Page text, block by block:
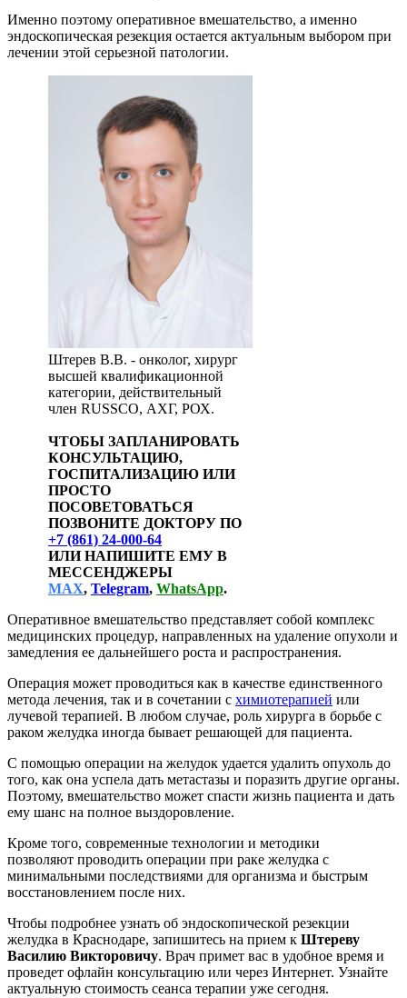
Именно поэтому оперативное вмешательство, а именно
эндоскопическая резекция остается актуальным выбором при
лечении этой серьезной патологии.
Штерев В.В. - онколог, хирург
высшей квалификационной
категории, действительный
член RUSSCO, АХГ, РОХ.
ЧТОБЫ ЗАПЛАНИРОВАТЬ
КОНСУЛЬТАЦИЮ,
ГОСПИТАЛИЗАЦИЮ ИЛИ
ПРОСТО
ПОСОВЕТОВАТЬСЯ
ПОЗВОНИТЕ ДОКТОРУ ПО
+7 (861) 24-000-64
ИЛИ НАПИШИТЕ ЕМУ В
МЕССЕНДЖЕРЫ
МАХ, Telegram, WhatsApp.
Оперативное вмешательство представляет собой комплекс
медицинских процедур, направленных на удаление опухоли и
замедления ее дальнейшего роста и распространения.
Операция может проводиться как в качестве единственного
метода лечения, так и в сочетании с химиотерапией или
лучевой терапией. В любом случае, роль хирурга в борьбе с
раком желудка иногда бывает решающей для пациента.
С помощью операции на желудок удается удалить опухоль до
того, как она успела дать метастазы и поразить другие органы.
Поэтому, вмешательство может спасти жизнь пациента и дать
ему шанс на полное выздоровление.
Кроме того, современные технологии и методики
позволяют проводить операции при раке желудка с
минимальными последствиями для организма и быстрым
восстановлением после них.
Чтобы подробнее узнать об эндоскопической резекции
желудка в Краснодаре, запишитесь на прием к Штереву
Василию Викторовичу. Врач примет вас в удобное время и
проведет офлайн консультацию или через Интернет. Узнайте
актуальную стоимость сеанса терапии уже сегодня.